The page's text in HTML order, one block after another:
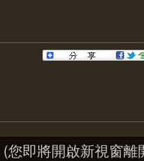
(您即將開啟新視窗離